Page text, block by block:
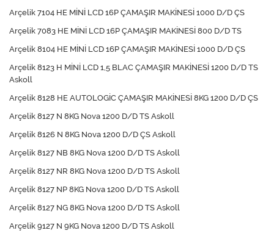
Arçelik 7104 HE MİNİ LCD 16P ÇAMAŞIR MAKİNESİ 1000 D/D ÇS
Arçelik 7083 HE MİNİ LCD 16P ÇAMAŞIR MAKİNESİ 800 D/D TS
Arçelik 8104 HE MİNİ LCD 16P ÇAMAŞIR MAKİNESİ 1000 D/D ÇS
Arçelik 8123 H MİNİ LCD 1,5 BLAC ÇAMAŞIR MAKİNESİ 1200 D/D TS
Askoll
Arçelik 8128 HE AUTOLOGİC ÇAMAŞIR MAKİNESİ 8KG 1200 D/D ÇS
Arçelik 8127 N 8KG Nova 1200 D/D TS Askoll
Arçelik 8126 N 8KG Nova 1200 D/D ÇS Askoll
Arçelik 8127 NB 8KG Nova 1200 D/D TS Askoll
Arçelik 8127 NR 8KG Nova 1200 D/D TS Askoll
Arçelik 8127 NP 8KG Nova 1200 D/D TS Askoll
Arçelik 8127 NG 8KG Nova 1200 D/D TS Askoll
Arçelik 9127 N 9KG Nova 1200 D/D TS Askoll